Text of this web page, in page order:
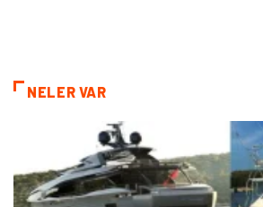
NELER VAR